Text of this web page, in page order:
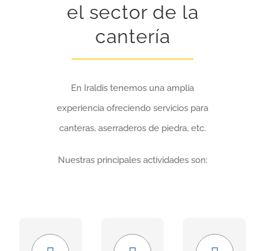
el sector de la
cantería
En Iraldis tenemos una amplia
experiencia ofreciendo servicios para
canteras, aserraderos de piedra, etc.
Nuestras principales actividades son:
Económico
Amplia
GRAN